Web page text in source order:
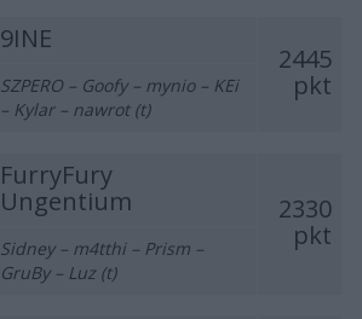
9INE
2445
pkt
SZPERO – Goofy – mynio – KEi
– Kylar – nawrot (t)
FurryFury
Ungentium
2330
pkt
Sidney – m4tthi – Prism –
GruBy – Luz (t)